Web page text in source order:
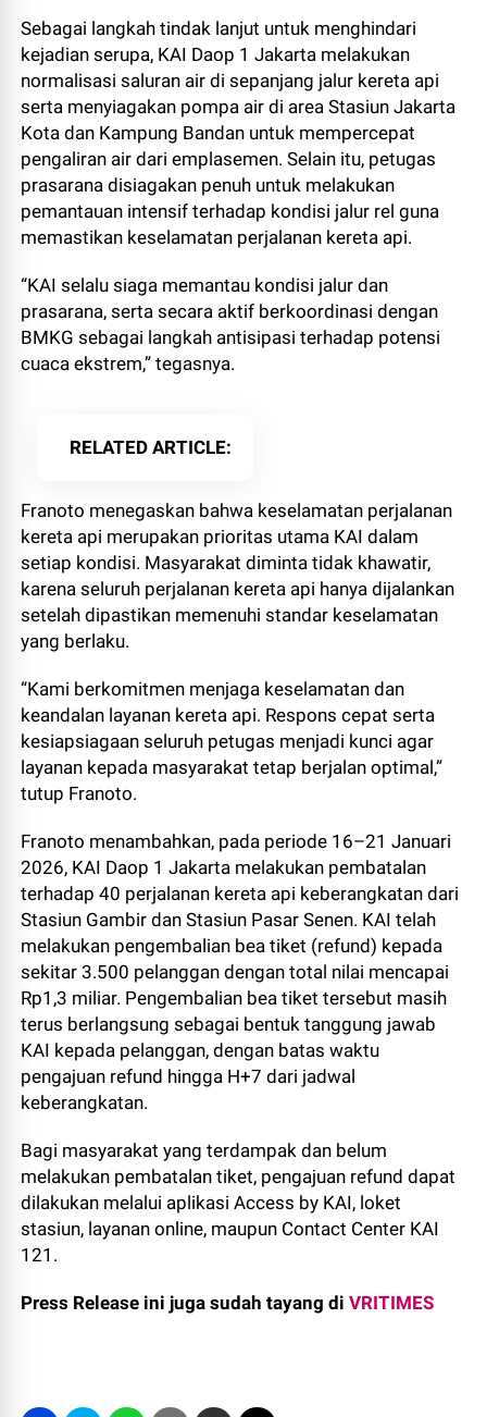
Sebagai langkah tindak lanjut untuk menghindari
kejadian serupa, KAI Daop 1 Jakarta melakukan
normalisasi saluran air di sepanjang jalur kereta api
serta menyiagakan pompa air di area Stasiun Jakarta
Kota dan Kampung Bandan untuk mempercepat
pengaliran air dari emplasemen. Selain itu, petugas
prasarana disiagakan penuh untuk melakukan
pemantauan intensif terhadap kondisi jalur rel guna
memastikan keselamatan perjalanan kereta api.
“KAI selalu siaga memantau kondisi jalur dan
prasarana, serta secara aktif berkoordinasi dengan
BMKG sebagai langkah antisipasi terhadap potensi
cuaca ekstrem,” tegasnya.
RELATED ARTICLE
Franoto menegaskan bahwa keselamatan perjalanan
kereta api merupakan prioritas utama KAI dalam
setiap kondisi. Masyarakat diminta tidak khawatir,
karena seluruh perjalanan kereta api hanya dijalankan
setelah dipastikan memenuhi standar keselamatan
yang berlaku.
“Kami berkomitmen menjaga keselamatan dan
keandalan layanan kereta api. Respons cepat serta
kesiapsiagaan seluruh petugas menjadi kunci agar
layanan kepada masyarakat tetap berjalan optimal,”
tutup Franoto.
Franoto menambahkan, pada periode 16–21 Januari
2026, KAI Daop 1 Jakarta melakukan pembatalan
terhadap 40 perjalanan kereta api keberangkatan dari
Stasiun Gambir dan Stasiun Pasar Senen. KAI telah
melakukan pengembalian bea tiket (refund) kepada
sekitar 3.500 pelanggan dengan total nilai mencapai
Rp1,3 miliar. Pengembalian bea tiket tersebut masih
terus berlangsung sebagai bentuk tanggung jawab
KAI kepada pelanggan, dengan batas waktu
pengajuan refund hingga H+7 dari jadwal
keberangkatan.
Bagi masyarakat yang terdampak dan belum
melakukan pembatalan tiket, pengajuan refund dapat
dilakukan melalui aplikasi Access by KAI, loket
stasiun, layanan online, maupun Contact Center KAI
121.
Press Release ini juga sudah tayang diVRITIMES